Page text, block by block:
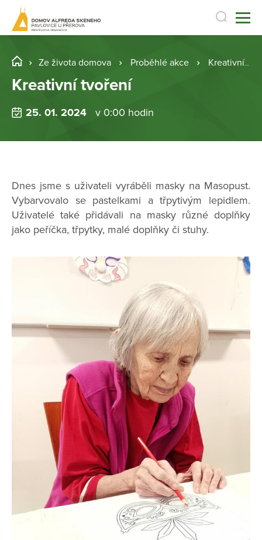
Ze života domova Proběhlé akce Kreativní tvoření
Kreativní tvoření
25. 01. 2024 v 0:00 hodin
Dnes jsme s uživateli vyráběli masky na Masopust.
Vybarvovalo se pastelkami a třpytivým lepidlem.
Uživatelé také přidávali na masky různé doplňky
jako peříčka, třpytky, malé doplňky či stuhy.